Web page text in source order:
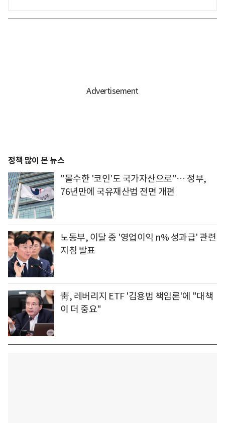
정책 많이 본 뉴스
"몰수한 '코인'도 국가자산으로"… 정부,
76년만에 국유재산법 전면 개편
노동부, 이달 중 '영업이익 n% 성과급' 관련
지침 발표
靑, 레버리지 ETF '김용범 책임론'에 "대책
이 더 중요"